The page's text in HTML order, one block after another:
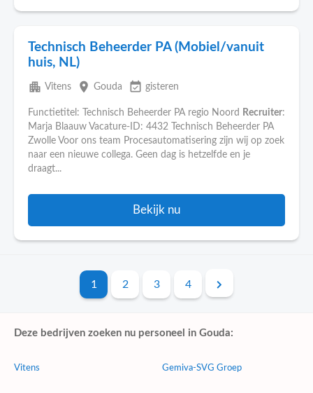
Technisch Beheerder PA (Mobiel/vanuit
huis, NL)
apartment Vitens place Gouda event_available gisteren
Functietitel: Technisch Beheerder PA regio Noord Recruiter:
Marja Blaauw Vacature-ID: 4432 Technisch Beheerder PA
Zwolle Voor ons team Procesautomatisering zijn wij op zoek
naar een nieuwe collega. Geen dag is hetzelfde en je
draagt...
Bekijk nu
1 2 3 4
Deze bedrijven zoeken nu personeel in Gouda:
Vitens Gemiva-SVG Groep